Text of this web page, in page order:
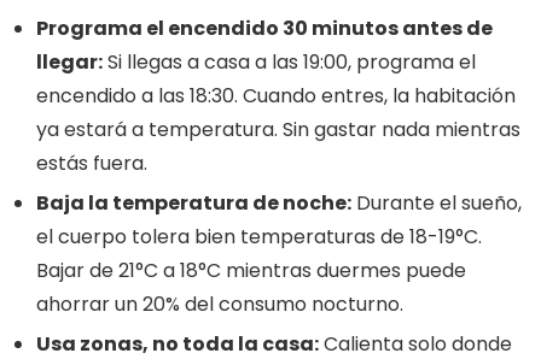
Programa el encendido 30 minutos antes de
llegar:Si llegas a casa a las 19:00, programa el
encendido a las 18:30. Cuando entres, la habitación
ya estará a temperatura. Sin gastar nada mientras
estás fuera.
Baja la temperatura de noche: Durante el sueño,
el cuerpo tolera bien temperaturas de 18-19°C.
Bajar de 21°C a 18°C mientras duermes puede
ahorrar un 20% del consumo nocturno.
Usa zonas, no toda la casa:Calienta solo donde